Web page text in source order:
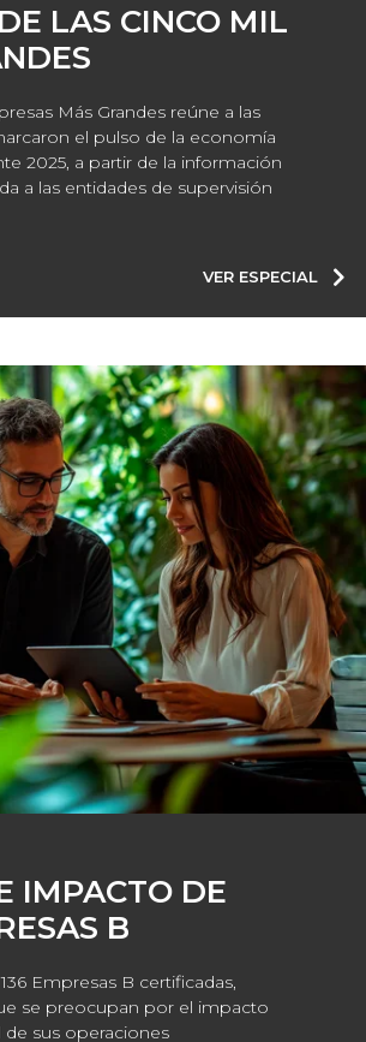
LAS CINCO MIL
Más Grandes reúne a las
el pulso de la economía
2025, a partir de la información
a las entidades de supervisión
VER ESPECIAL
IMPACTO DE
B
Empresas B certificadas,
se preocupan por el impacto
de sus operaciones